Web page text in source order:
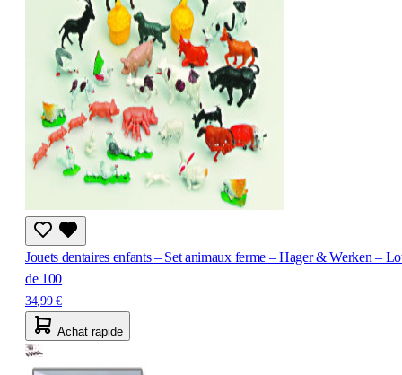
Jouets dentaires enfants – Set animaux ferme – Hager & Werken –
de 100
34,99 €
Achat rapide